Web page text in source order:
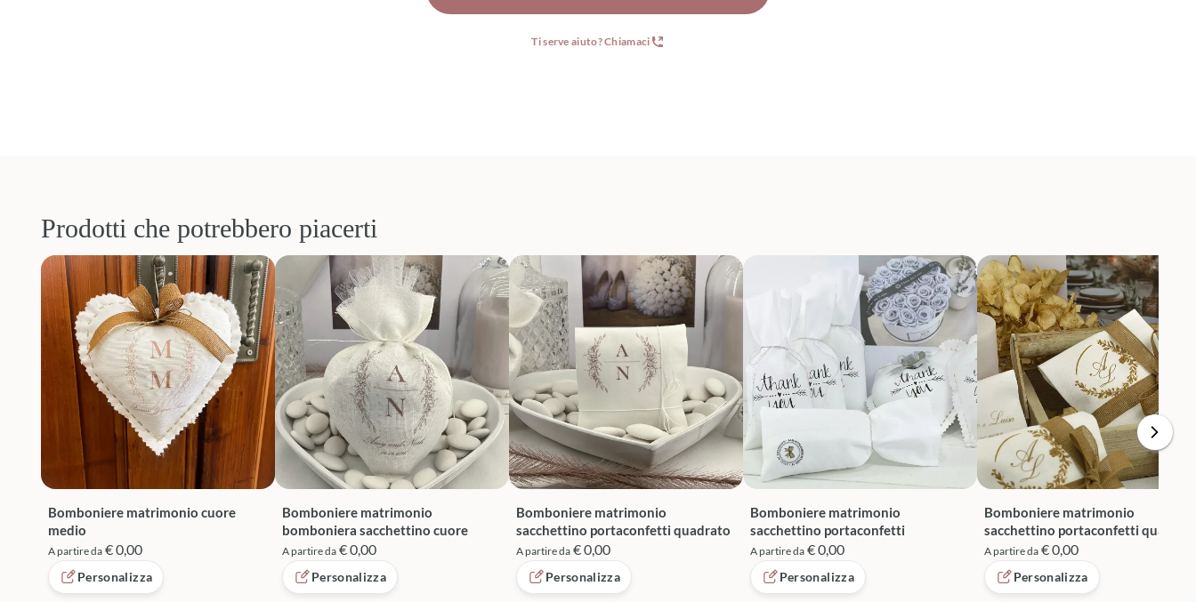
Ti serve aiuto? Chiamaci
Prodotti che potrebbero piacerti
Bomboniere matrimonio cuore
medio
A partire da € 0,00
Personalizza
Bomboniere matrimonio
bomboniera sacchettino cuore
A partire da€ 0,00
Personalizza
Bomboniere matrimonio
sacchettino portaconfetti quadrato
A partire da€ 0,00
Personalizza
Bomboniere matrimonio
sacchettino portaconfetti
A partire da€ 0,00
Personalizza
Bomboniere matrimonio
sacchettino portaconfetti
A partire da€ 0,00
Personalizza